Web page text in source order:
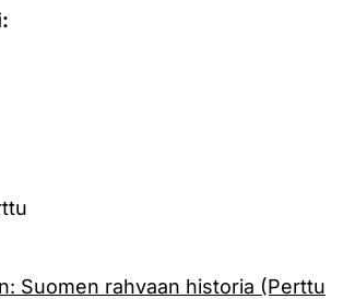
Suomen rahvaan historia (Perttu